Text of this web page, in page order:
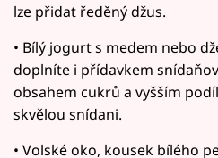
lze přidat ředěný džus.
• Bílý jogurt s medem nebo
doplníte i přídavkem
obsahem cukrů a vyšším
skvělou snídani.
• Volské oko, kousek bílého